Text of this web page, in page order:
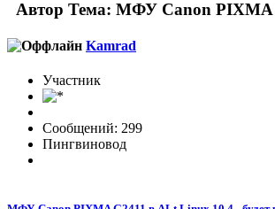
Автор Тема: МФУ Canon PIXMA
Kamrad
Участник
Сообщений: 299
Пингвиновод